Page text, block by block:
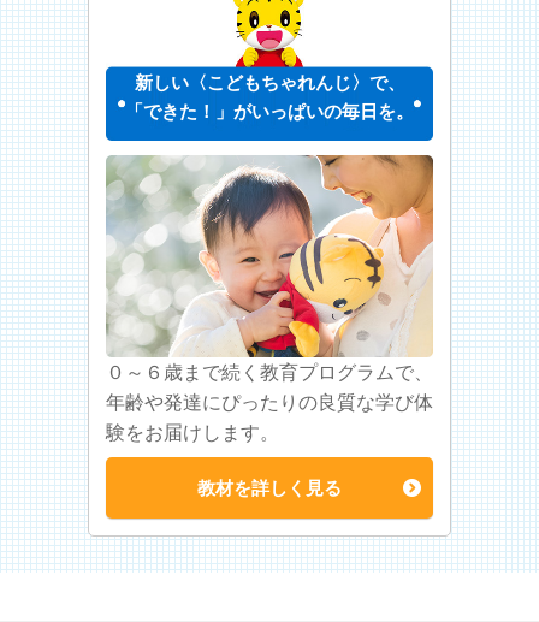
新しい〈こどもちゃれんじ〉で、
「できた！」がいっぱいの毎日を。
０～６歳まで続く教育プログラムで、
年齢や発達にぴったりの良質な学び体
験をお届けします。
教材を詳しく見る